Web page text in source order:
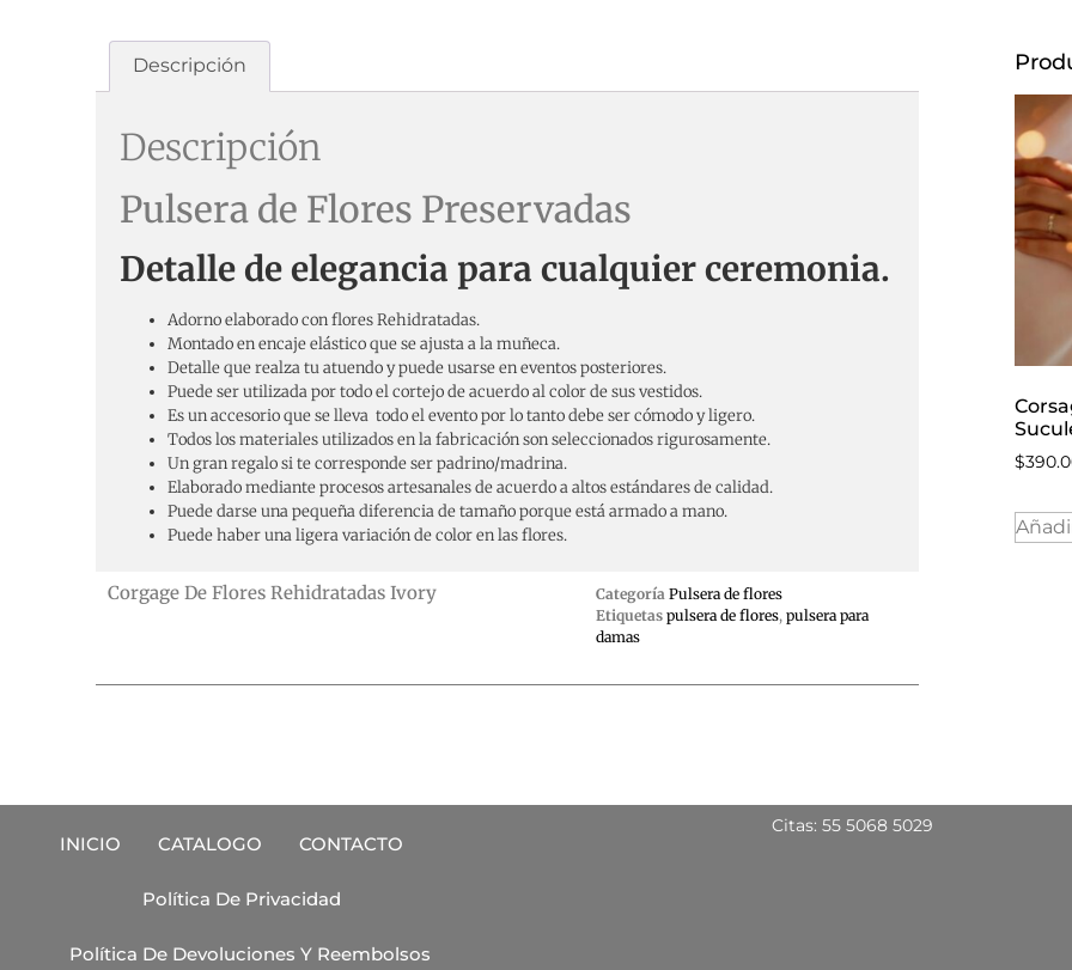
Descripción
Descripción
Pulsera de Flores Preservadas
Detalle de elegancia para cualquier ceremonia.
Adorno elaborado con flores Rehidratadas.
Montado en encaje elástico que se ajusta a la muñeca.
Detalle que realza tu atuendo y puede usarse en eventos posteriores.
Puede ser utilizada por todo el cortejo de acuerdo al color de sus vestidos.
Es un accesorio que se lleva todo el evento por lo tanto debe ser cómodo y ligero.
Todos los materiales utilizados en la fabricación son seleccionados rigurosamente.
Un gran regalo si te corresponde ser padrino/madrina.
Elaborado mediante procesos artesanales de acuerdo a altos estándares de calidad.
Puede darse una pequeña diferencia de tamaño porque está armado a mano.
Puede haber una ligera variación de color en las flores.
Corgage De Flores Rehidratadas Ivory Categoría Pulsera de flores
Etiquetas pulsera de flores,pulsera para
damas
$
INICIO CATALOGO CONTACTO
Política De Privacidad
Política De Devoluciones Y Reembolsos
Citas: 55 5068 5029